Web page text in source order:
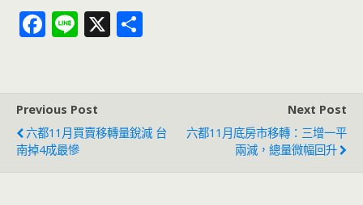
F
b
o
o
Li X
Previous Post
六都11月買賣移轉量銳減 台
南掉4成最慘
Next Post
六都11月底房市移轉：三增一平
兩減，總量微幅回升